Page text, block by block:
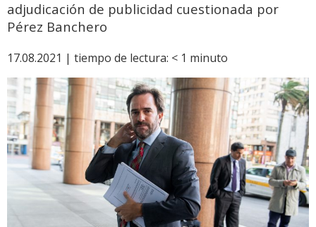
adjudicación de publicidad cuestionada por
Pérez Banchero
17.08.2021 | tiempo de lectura: < 1 minuto